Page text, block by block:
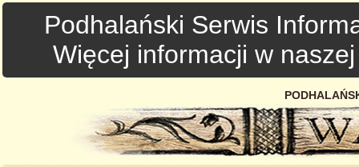
Podhalański Serwis
Więcej informacji w